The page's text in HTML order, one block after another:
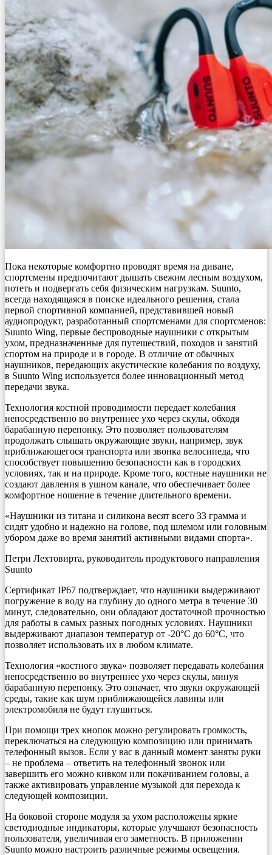
Пока некоторые комфортно проводят время на диване,
спортсмены предпочитают дышать свежим лесным воздухом,
потеть и подвергать себя физическим нагрузкам. Suunto,
всегда находящаяся в поиске идеального решения, стала
первой спортивной компанией, представившей новый
аудиопродукт, разработанный спортсменами для спортсменов:
Suunto Wing, первые беспроводные наушники с открытым
ухом, предназначенные для путешествий, походов и занятий
спортом на природе и в городе. В отличие от обычных
наушников, передающих акустические колебания по воздуху,
в Suunto Wing используется более инновационный метод
передачи звука.
Технология костной проводимости передает колебания
непосредственно во внутреннее ухо через скулы, обходя
барабанную перепонку. Это позволяет пользователям
продолжать слышать окружающие звуки, например, звук
приближающегося транспорта или звонка велосипеда, что
способствует повышению безопасности как в городских
условиях, так и на природе. Кроме того, костные наушники не
создают давления в ушном канале, что обеспечивает более
комфортное ношение в течение длительного времени.
«Наушники из титана и силикона весят всего 33 грамма и
сидят удобно и надежно на голове, под шлемом или головным
убором даже во время занятий активными видами спорта».
Петри Лехтовирта, руководитель продуктового направления
Suunto
Сертификат IP67 подтверждает, что наушники выдерживают
погружение в воду на глубину до одного метра в течение 30
минут, следовательно, они обладают достаточной прочностью
для работы в самых разных погодных условиях. Наушники
выдерживают диапазон температур от -20°C до 60°C, что
позволяет использовать их в любом климате.
Технология «костного звука» позволяет передавать колебания
непосредственно во внутреннее ухо через скулы, минуя
барабанную перепонку. Это означает, что звуки окружающей
среды, такие как шум приближающейся лавины или
электромобиля не будут глушиться.
При помощи трех кнопок можно регулировать громкость,
переключаться на следующую композицию или принимать
телефонный вызов. Если у вас в данный момент заняты руки
– не проблема – ответить на телефонный звонок или
завершить его можно кивком или покачиванием головы, а
также активировать управление музыкой для перехода к
следующей композиции.
На боковой стороне модуля за ухом расположены яркие
светодиодные индикаторы, которые улучшают безопасность
пользователя, увеличивая его заметность. В приложении
Suunto можно настроить различные режимы освещения.